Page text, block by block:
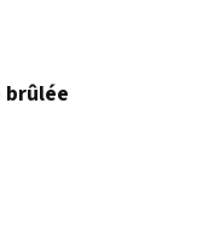
brûlée